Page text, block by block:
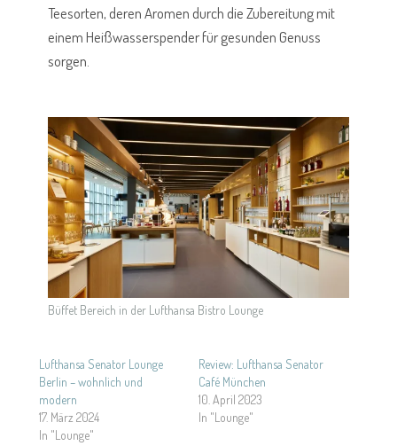
Teesorten, deren Aromen durch die Zubereitung mit
einem Heißwasserspender für gesunden Genuss
sorgen.
Büffet Bereich in der Lufthansa Bistro Lounge
Lufthansa Senator Lounge
Berlin – wohnlich und
modern
17. März 2024
In "Lounge"
Review: Lufthansa Senator
Café München
10. April 2023
In "Lounge"